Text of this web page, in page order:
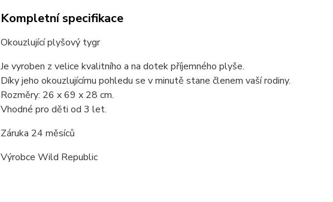
Kompletní specifikace
Okouzlující plyšový tygr
Je vyroben z velice kvalitního a na dotek příjemného plyše.
Díky jeho okouzlujícímu pohledu se v minutě stane členem vaší rodiny.
Rozměry: 26 x 69 x 28 cm.
Vhodné pro děti od 3 let.
Záruka 24 měsíců
Výrobce Wild Republic